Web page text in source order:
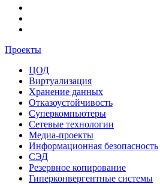
Проекты
ЦОД
Виртуализация
Хранение данных
Отказоустойчивость
Суперкомпьютеры
Сетевые технологии
Медиа-проекты
Информационная безопасность
СЭД
Резервное копирование
Гиперконвергентные системы